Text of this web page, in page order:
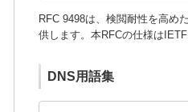
RFC 9498は、検閲耐性を高め
供します。本RFCの仕様は
DNS用語集